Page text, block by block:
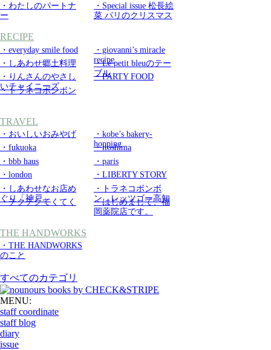
・わたしのパートナ
ー
・Special issue 松長絵
菜 パリのクリスマス
RECIPE
・everyday smile food
・giovanni’s miracle
recipe
・しあわせ郷土料理
・Le petit bleuのテー
ブル
・りんさんのやさし
いチャイニーズ
・PARTY FOOD
・トラネコボンボン
TRAVEL
・おいしいおみやげ
・kobe’s bakery-
hopping
・fukuoka
・itoshima
・bbb haus
・paris
・london
・LIBERTY STORY
・しあわせなお店め
ぐり「神戸」
・トラネコボンボ
ン レッツゴー高知
・チクチクてくてく
・はじめまして、福
岡薬院店です。
THE HANDWORKS
・THE HANDWORKS
のこと
すべてのカテゴリ
MENU:
staff coordinate
staff blog
diary
issue